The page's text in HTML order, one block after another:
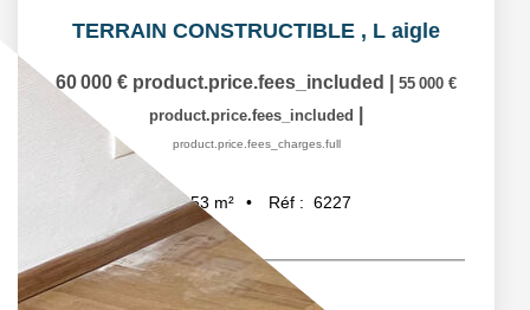
TERRAIN CONSTRUCTIBLE , L aigle
60 000 € product.price.fees_included
55 000 €
product.price.fees_included
product.price.fees_charges.full
3053 m² Réf : 6227